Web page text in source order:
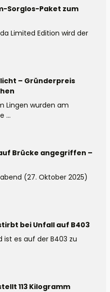
Sorglos-Paket zum
Limited Edition wird der
– Gründerpreis
Lingen wurden am
...
Brücke angegriffen –
(27. Oktober 2025)
bei Unfall auf B403
ist es auf der B403 zu
113 Kilogramm